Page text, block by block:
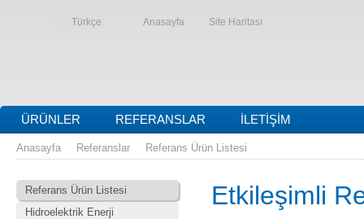
Türkçe Anasayfa Site Haritası
ÜRÜNLER REFERANSLAR İLETIŞIM
Anasayfa Referanslar Referans Ürün Listesi
Referans Ürün Listesi
Hidroelektrik Enerji
Etkileşimli